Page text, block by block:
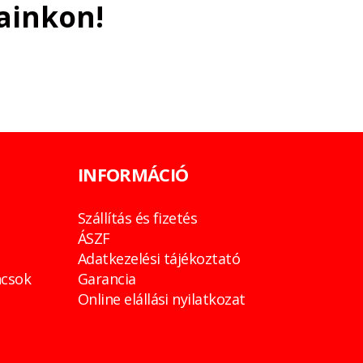
INFORMÁCIÓ
Szállítás és fizetés
ÁSZF
Adatkezelési tájékoztató
Garancia
Online elállási nyilatkozat